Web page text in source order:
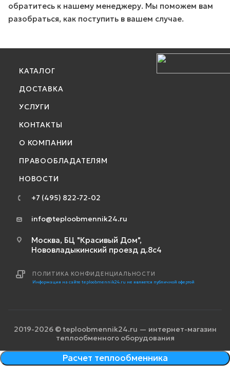
обратитесь к нашему менеджеру. Мы поможем вам
разобраться, как поступить в вашем случае.
КАТАЛОГ
ДОСТАВКА
УСЛУГИ
КОНТАКТЫ
О КОМПАНИИ
ПРАВООБЛАДАТЕЛЯМ
НОВОСТИ
+7 (495) 822-72-02
info@teploobmennik24.ru
Москва, БЦ "Красивый Дом",
Нововладыкинский проезд д.8с4
ПОЛИТИКА КОНФИДЕНЦИАЛЬНОСТИ
Информация на сайте teploobmennik24.ru не является публичной офертой
2019-2026 © teploobmennik24.ru — интернет-магазин
теплообменного оборудования
Расчет теплообменника